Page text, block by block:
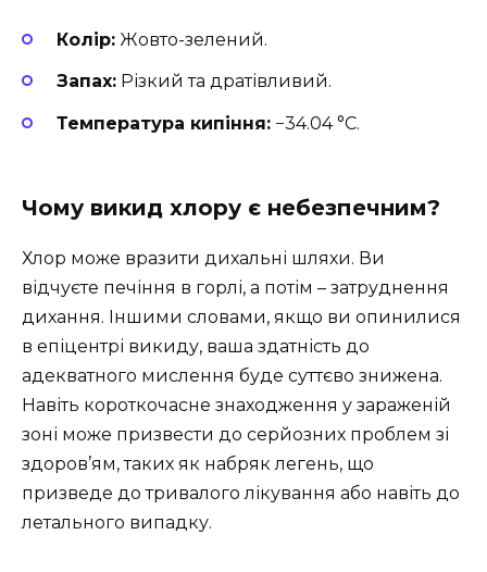
Колір: Жовто-зелений.
Запах: Різкий та дратівливий.
Температура кипіння: −34.04 °C.
Чому викид хлору є небезпечним?
Хлор може вразити дихальні шляхи. Ви
відчуєте печіння в горлі, а потім – затруднення
дихання. Іншими словами, якщо ви опинилися
в епіцентрі викиду, ваша здатність до
адекватного мислення буде суттєво знижена.
Навіть короткочасне знаходження у зараженій
зоні може призвести до серйозних проблем зі
здоров’ям, таких як набряк легень, що
призведе до тривалого лікування або навіть до
летального випадку.